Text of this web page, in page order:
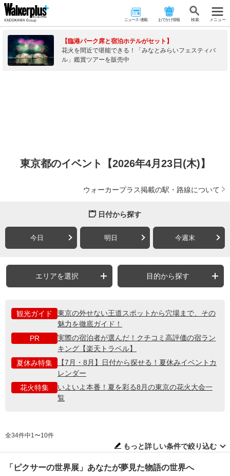
ニュース･連載 おでかけ情報 検 索 メニュー
【臨港パーク席と宿泊ホテルがセット】
花火を間近で堪能できる！「みなとみらいフェスティバ
ル」鑑賞ツアーを販売中
東京都のイベント【2026年4月23日(木)】
ウォーカープラス掲載の駅・路線について
日付から探す
今日 明日 今週末
エリアを選択 目的から探す
観光ガイド
東京の外せない王道スポットから穴場まで、その
魅力を徹底ガイド！
PR
実際の宿泊者が選んだ！クチコミ高評価の宿ラン
キング【楽天トラベル】
夏休み特集
【7月・8月】日付から探せる！夏休みイベントカ
レンダー
花火特集
いよいよ本番！夏を彩る8月の東京の花火大会一
覧
全34件中1〜10件
もっと詳しい条件で絞り込む
「ピクサーの世界展」あなたが夢見た物語の世界へ